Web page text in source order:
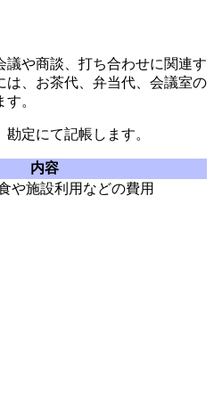
や商談、打ち合わせに関連す
は、お茶代、弁当代、会議室の
。
定にて記帳します。
内容
や施設利用などの費用